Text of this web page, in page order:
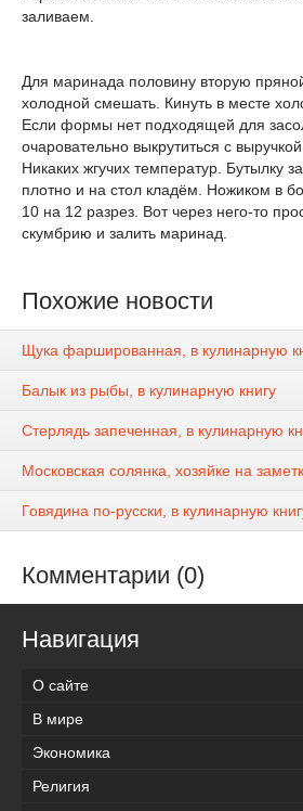
заливаем.
Для маринада половину вторую
холодной смешать. Кинуть в месте
Если формы нет подходящей для
очаровательно выкрутиться с
Никаких жгучих температур. Бутылку
плотно и на стол кладём. Ножиком в
10 на 12 разрез. Вот через него-то
скумбрию и залить маринад.
Похожие новости
Щука фаршированная, в кулинарную
Балык из рыбы, в кулинарную книгу
Стерлядь запеченная, в кулинарную
Московская солянка, хозяйке на
Говядина по-русски, в кулинарную
Комментарии (0)
Навигация
О сайте
В мире
Экономика
Религия